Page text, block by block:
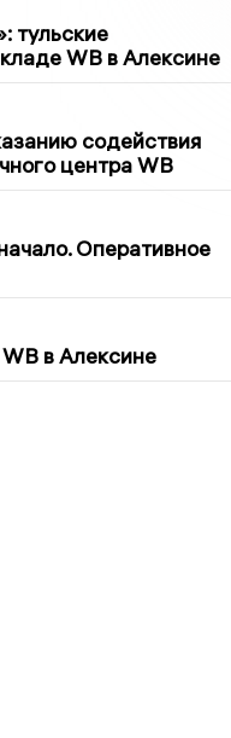
тульские
WB в Алексине
содействия
центра WB
Оперативное
в Алексине